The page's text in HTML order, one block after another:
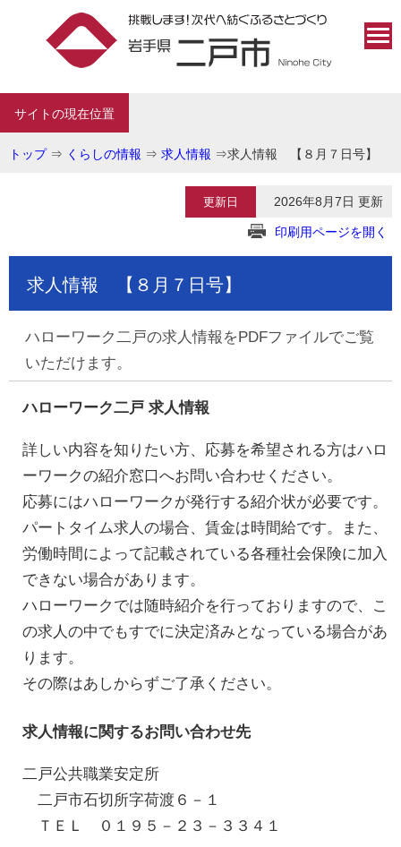
サイトの現在位置
トップ⇒ くらしの情報 ⇒ 求人情報 ⇒求人情報 【８月７日号】
更新日 2026年8月7日 更新
印刷用ページを開く
求人情報 【８月７日号】
ハローワーク二戸の求人情報をPDFファイルでご覧
いただけます。
ハローワーク二戸 求人情報
詳しい内容を知りたい方、応募を希望される方はハロ
ーワークの紹介窓口へお問い合わせください。
応募にはハローワークが発行する紹介状が必要です。
パートタイム求人の場合、賃金は時間給です。また、
労働時間によって記載されている各種社会保険に加入
できない場合があります。
ハローワークでは随時紹介を行っておりますので、こ
の求人の中でもすでに決定済みとなっている場合があ
ります。
その際はあしからずご了承ください。
求人情報に関するお問い合わせ先
二戸公共職業安定所
二戸市石切所字荷渡６－１
ＴＥＬ ０１９５－２３－３３４１